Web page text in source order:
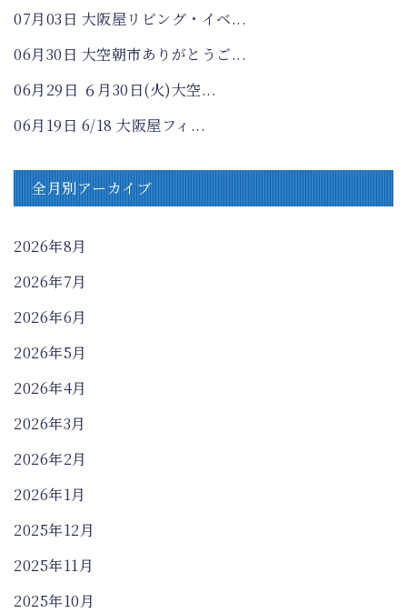
07月03日 大阪屋リビング・イベ...
06月30日 大空朝市ありがとうご...
06月29日 ６月30日(火)大空...
06月19日 6/18 大阪屋フィ...
全月別アーカイブ
2026年8月
2026年7月
2026年6月
2026年5月
2026年4月
2026年3月
2026年2月
2026年1月
2025年12月
2025年11月
2025年10月